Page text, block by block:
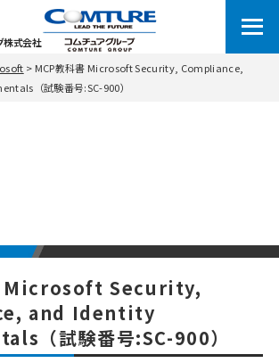
株式会社
> MCP教科書 Microsoft Security, Compliance,
（試験番号:SC-900）
Microsoft Security,
and Identity
（試験番号:SC-900）